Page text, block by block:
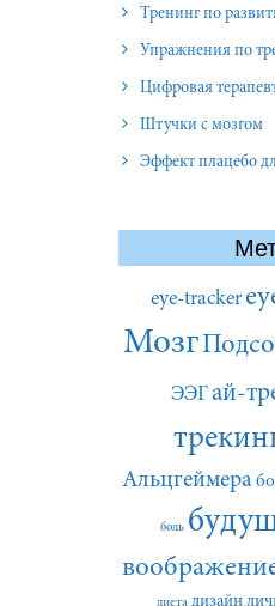
Тренинг по
Упражнения по
Цифровая
Штучки с мозгом
Эффект плацебо для
eye-tracker
Мозг
ЭЭГай-
Альцгеймера
боль
диета дизайн